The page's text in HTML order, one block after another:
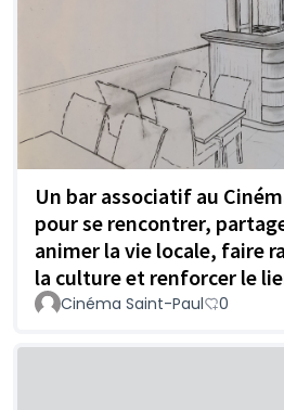
Un bar associatif au
pour se rencontrer,
animer la vie locale, faire
la culture et renforcer le
Cinéma Saint-Paul 0